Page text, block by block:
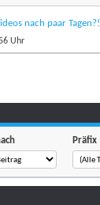
nach paar Tagen?!
Uhr
Präfix